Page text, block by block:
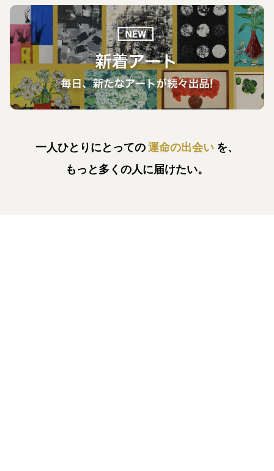
一人ひとりにとっての運命の出会い を、
もっと多くの人に届けたい。